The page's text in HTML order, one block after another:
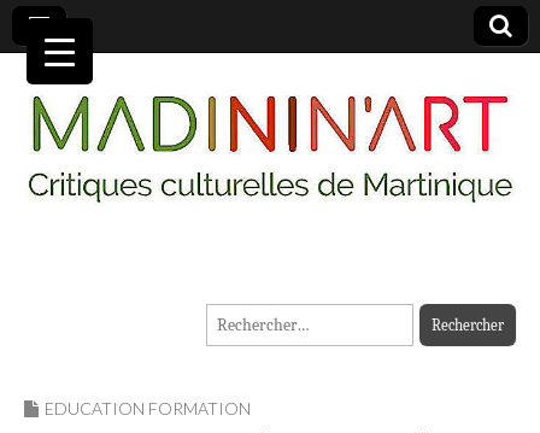
MADININ'ART
Rechercher :
EDUCATION FORMATION